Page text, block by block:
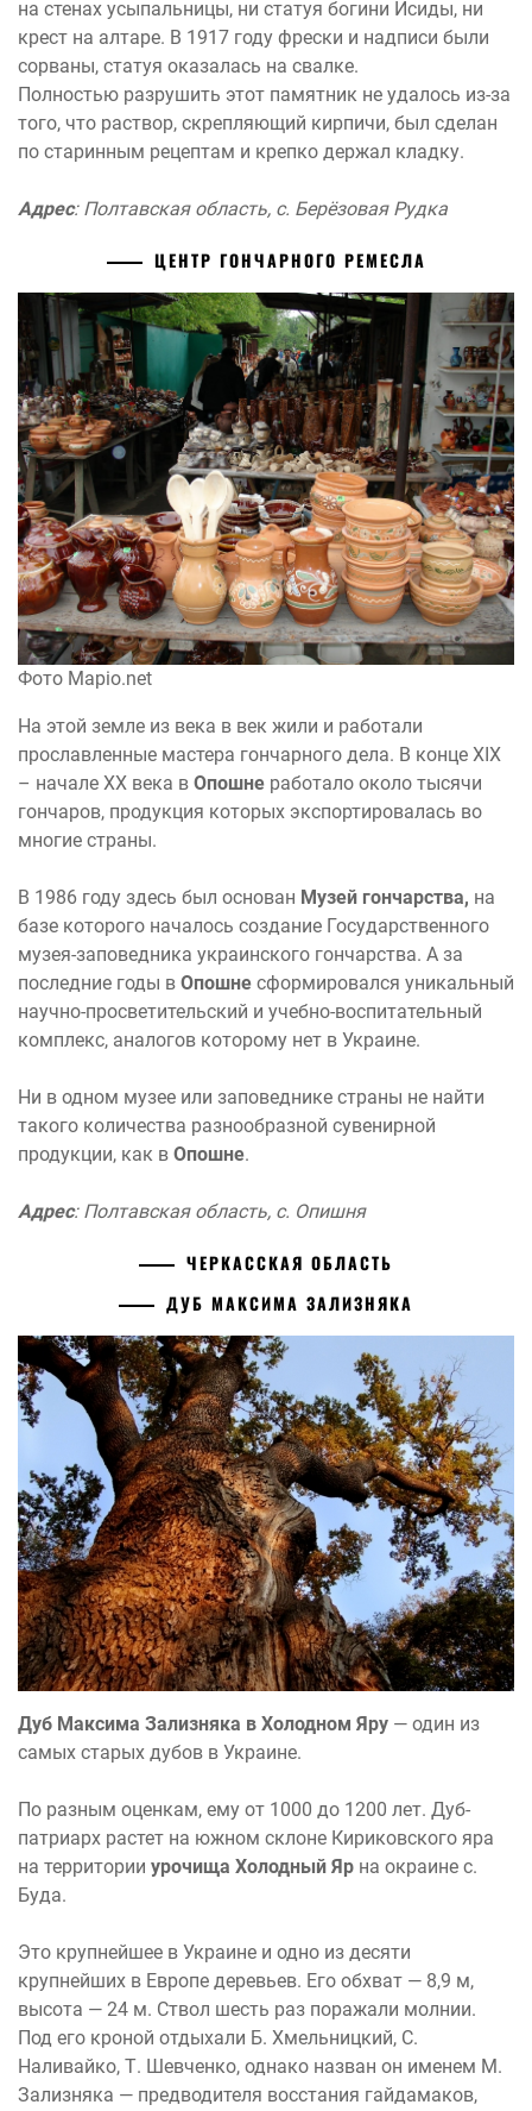
на стенах усыпальницы, ни статуя богини Исиды, ни
крест на алтаре. В 1917 году фрески и надписи были
сорваны, статуя оказалась на свалке.
Полностью разрушить этот памятник не удалось из-за
того, что раствор, скрепляющий кирпичи, был сделан
по старинным рецептам и крепко держал кладку.
Адрес: Полтавская область, с. Берёзовая Рудка
ЦЕНТР ГОНЧАРНОГО РЕМЕСЛА
Фото Mapio.net
На этой земле из века в век жили и работали
прославленные мастера гончарного дела. В конце XIX
– начале XX века в Опошне работало около тысячи
гончаров, продукция которых экспортировалась во
многие страны.
В 1986 году здесь был основан Музей гончарства, на
базе которого началось создание Государственного
музея-заповедника украинского гончарства. А за
последние годы в Опошне сформировался уникальный
научно-просветительский и учебно-воспитательный
комплекс, аналогов которому нет в Украине.
Ни в одном музее или заповеднике страны не найти
такого количества разнообразной сувенирной
продукции, как в Опошне.
Адрес: Полтавская область, с. Опишня
ЧЕРКАССКАЯ ОБЛАСТЬ
ДУБ МАКСИМА ЗАЛИЗНЯКА
Дуб Максима Зализняка в Холодном Яру — один из
самых старых дубов в Украине.
По разным оценкам, ему от 1000 до 1200 лет. Дуб-
патриарх растет на южном склоне Кириковского яра
на территории урочища Холодный Яр на окраине с.
Буда.
Это крупнейшее в Украине и одно из десяти
крупнейших в Европе деревьев. Его обхват — 8,9 м,
высота — 24 м. Ствол шесть раз поражали молнии.
Под его кроной отдыхали Б. Хмельницкий, С.
Наливайко, Т. Шевченко, однако назван он именем М.
Зализняка — предводителя восстания гайдамаков,